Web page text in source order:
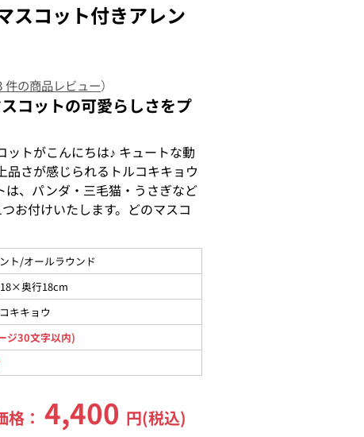
スコット付きアレン
件の商品レビュー）
コットの可愛らしさをプ
ットがこんにちは♪ キュートな動
品さが感じられるトルコキキョウ
は、パンダ・三毛猫・うさぎなど
お付けいたします。どのマスコ
ト/オールラウンド
奥行18cm
キキョウ
ジ30文字以内)
格：4,400 円(税込)